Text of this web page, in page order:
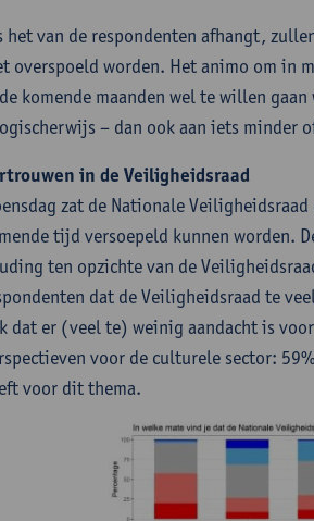
het van de respondenten afhangt,
overspoeld worden. Het animo om in
komende maanden wel te willen
– dan ook aan iets minder
in de Veiligheidsraad
zat de Nationale
tijd versoepeld kunnen worden.
ten opzichte van de
dat de Veiligheidsraad te
dat er (veel te) weinig aandacht is
voor de culturele sector:
voor dit thema.